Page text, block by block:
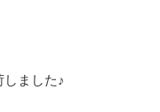
しました♪